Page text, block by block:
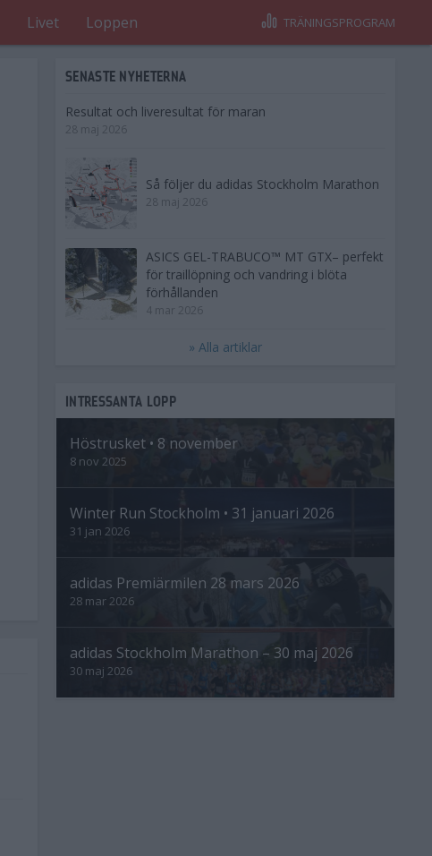
Livet Loppen TRÄNINGSPROGRAM
SENASTE NYHETERNA
Resultat och liveresultat för maran
28 maj 2026
Så följer du adidas Stockholm Marathon
28 maj 2026
ASICS GEL-TRABUCO™ MT GTX– perfekt
för traillöpning och vandring i blöta
förhållanden
4 mar 2026
» Alla artiklar
INTRESSANTA LOPP
Höstrusket • 8 november
8 nov 2025
Winter Run Stockholm • 31 januari 2026
31 jan 2026
adidas Premiärmilen 28 mars 2026
28 mar 2026
adidas Stockholm Marathon – 30 maj 2026
30 maj 2026